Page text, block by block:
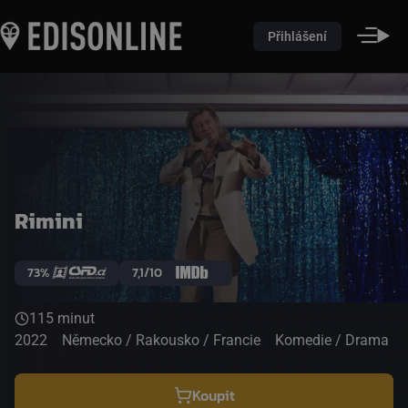
Přihlášení
Rimini
73% 7,1/10
115 minut
2022
Německo / Rakousko / Francie Komedie / Drama
Koupit